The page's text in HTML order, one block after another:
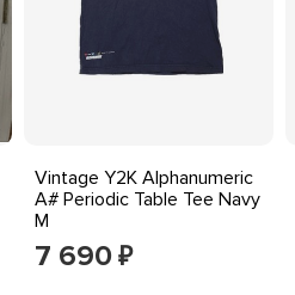
Vintage Y2K Alphanumeric
A# Periodic Table Tee Navy
M
7 690 ₽